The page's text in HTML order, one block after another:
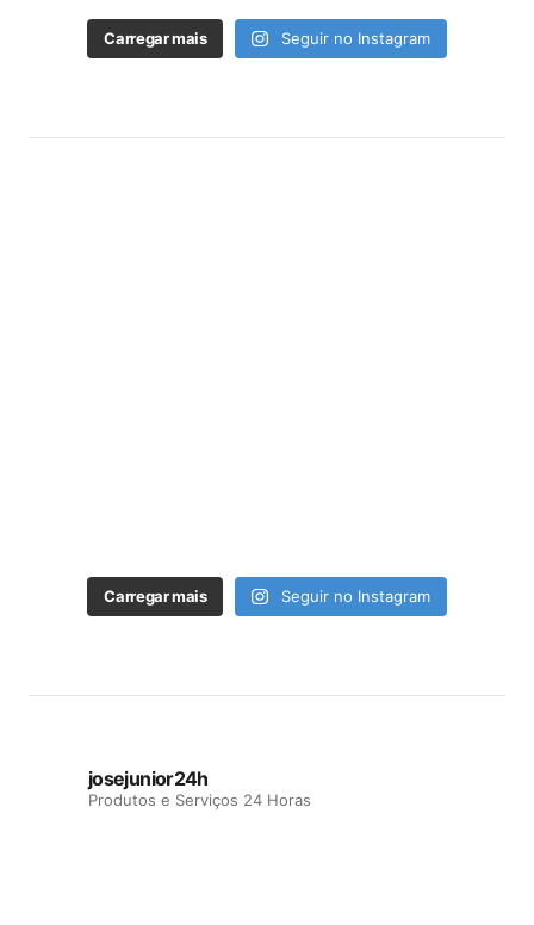
Carregar mais Seguir no Instagram
Carregar mais Seguir no Instagram
josejunior24h
Produtos e Serviços 24 Horas